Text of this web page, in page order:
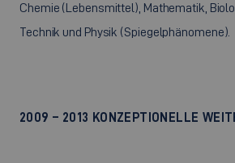
Chemie (Lebensmittel), Mathematik,
Technik und Physik (Spiegelphänomene).
2009 – 2013 KONZEPTIONELLE